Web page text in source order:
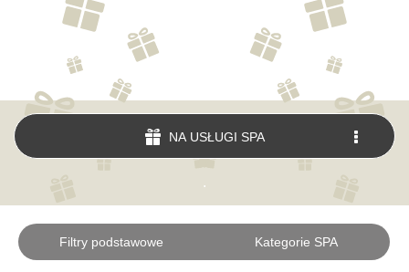
NA USŁUGI SPA
.
Filtry podstawowe Kategorie SPA